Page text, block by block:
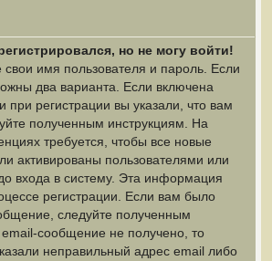
но не могу войти!
свои имя пользователя и пароль. Если
два варианта. Если включена
при регистрации вы указали, что вам
полученным инструкциям. На
требуется, чтобы все новые
активированы пользователями или
входа в систему. Эта информация
регистрации. Если вам было
следуйте полученным
сообщение не получено, то
неправильный адрес email либо